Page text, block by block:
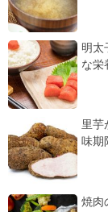
明太
な栄
里芋
味期
焼肉